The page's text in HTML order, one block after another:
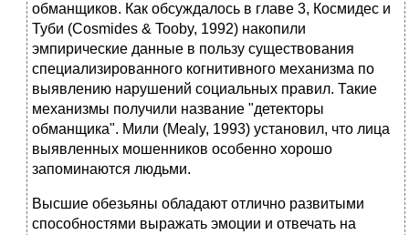
обманщиков. Как обсуждалось в главе 3, Космидес и
Туби (Cosmides & Tooby, 1992) накопили
эмпирические данные в пользу существования
специализированного когнитивного механизма по
выявлению нарушений социальных правил. Такие
механизмы получили название "детекторы
обманщика". Мили (Mealy, 1993) установил, что лица
выявленных мошенников особенно хорошо
запоминаются людьми.
Высшие обезьяны обладают отлично развитыми
способностями выражать эмоции и отвечать на